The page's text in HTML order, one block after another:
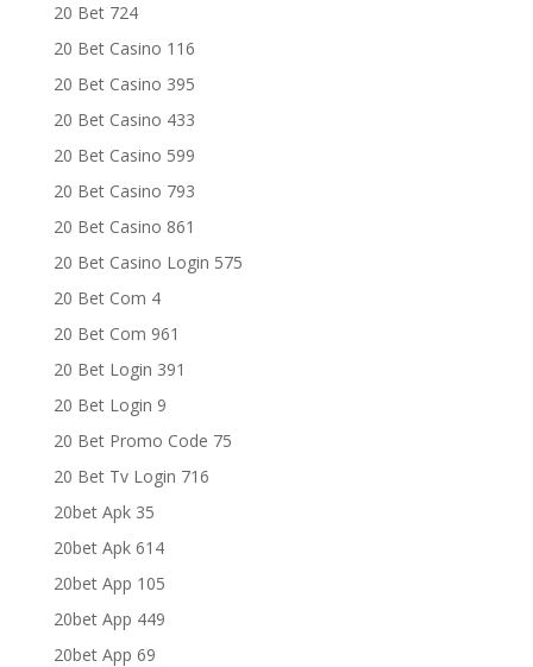
20 Bet 724
20 Bet Casino 116
20 Bet Casino 395
20 Bet Casino 433
20 Bet Casino 599
20 Bet Casino 793
20 Bet Casino 861
20 Bet Casino Login 575
20 Bet Com 4
20 Bet Com 961
20 Bet Login 391
20 Bet Login 9
20 Bet Promo Code 75
20 Bet Tv Login 716
20bet Apk 35
20bet Apk 614
20bet App 105
20bet App 449
20bet App 69